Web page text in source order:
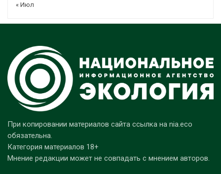
« Июл
При копировании материалов сайта ссылка на nia.eco
обязательна.
Категория материалов 18+
Мнение редакции может не совпадать с мнением авторов.